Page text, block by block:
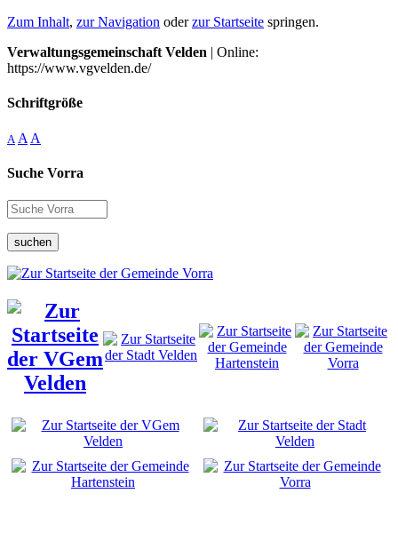
Zum Inhalt, zur Navigation oderzur Startseite springen.
Verwaltungsgemeinschaft Velden | Online:
https://www.vgvelden.de/
Schriftgröße
A A A
Suche Vorra
suchen